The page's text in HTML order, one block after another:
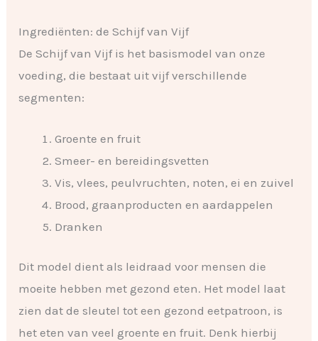
Ingrediënten: de Schijf van Vijf
De Schijf van Vijf is het basismodel van onze
voeding, die bestaat uit vijf verschillende
segmenten:
Groente en fruit
Smeer- en bereidingsvetten
Vis, vlees, peulvruchten, noten, ei en zuivel
Brood, graanproducten en aardappelen
Dranken
Dit model dient als leidraad voor mensen die
moeite hebben met gezond eten. Het model laat
zien dat de sleutel tot een gezond eetpatroon, is
het eten van veel groente en fruit. Denk hierbij